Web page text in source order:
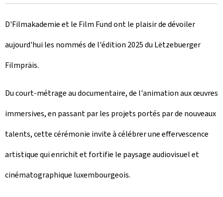
r
é
e
D'Filmakademie et le Film Fund ont le plaisir de dévoiler
aujourd'hui les nommés de l'édition 2025 du Lëtzebuerger
Filmpräis.
Du court-métrage au documentaire, de l'animation aux œuvres
immersives, en passant par les projets portés par de nouveaux
talents, cette cérémonie invite à célébrer une effervescence
artistique qui enrichit et fortifie le paysage audiovisuel et
cinématographique luxembourgeois.